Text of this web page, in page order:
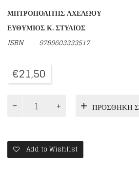
ΜΗΤΡΟΠΟΛΙΤΗΣ ΑΧΕΛΩΟΥ
ΕΥΘΥΜΙΟΣ Κ. ΣΤΥΛΙΟΣ
ISBN
9789603333517
€21,50
ΠΡΩΤΗ
ΠΡΟΣΘΉΚΗ
Add to Wishlist